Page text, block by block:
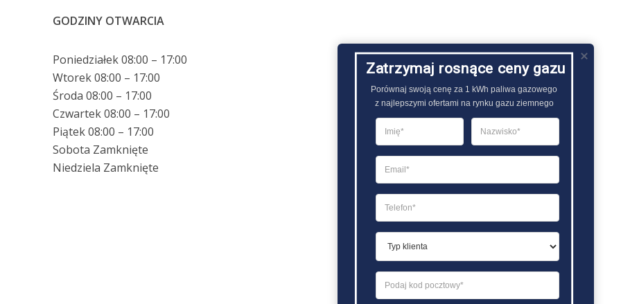
GODZINY OTWARCIA
Poniedziałek 08:00 – 17:00
Wtorek 08:00 – 17:00
Środa 08:00 – 17:00
Czwartek 08:00 – 17:00
Piątek 08:00 – 17:00
Sobota Zamknięte
Niedziela Zamknięte
Zatrzymaj rosnące ceny gazu
Porównaj swoją cenę za 1 kWh paliwa gazowego
z najlepszymi ofertami na rynku gazu ziemnego